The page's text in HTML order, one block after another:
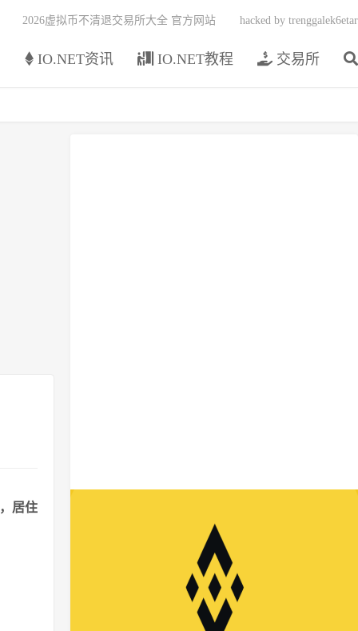
IO.NET资讯 IO.NET教程 交易所
2026虚拟币不清退交易所大全 官方网站 hacked by trenggalek6etar
居住